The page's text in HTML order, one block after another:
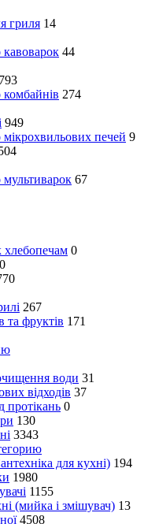
гриля 14
44
793
274
949
печей 9
67
хлебопечам 0
267
та фруктів 171
води 31
відходів 37
протікань 0
130
3343
для кухні) 194
1980
1155
(мийка і змішувач) 13
4508